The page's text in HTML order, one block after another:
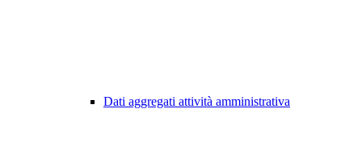
Dati aggregati attività amministrativa